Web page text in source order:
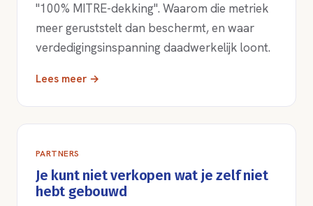
"100% MITRE-dekking". Waarom die metriek
meer geruststelt dan beschermt, en waar
verdedigingsinspanning daadwerkelijk loont.
Lees meer →
PARTNERS
Je kunt niet verkopen wat je zelf niet
hebt gebouwd